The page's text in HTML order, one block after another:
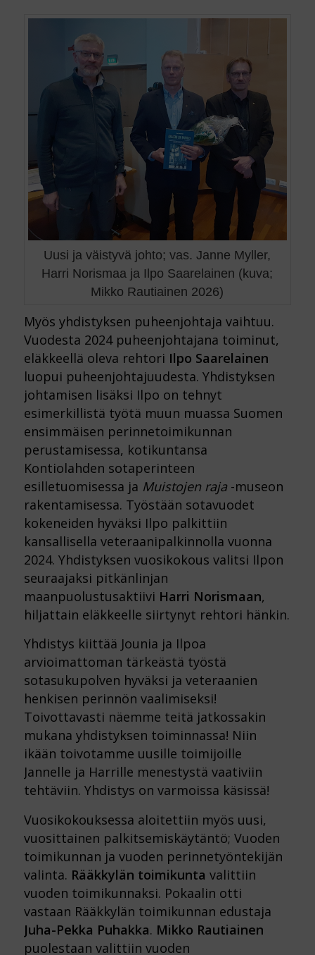
Uusi ja väistyvä johto; vas. Janne Myller,
Harri Norismaa ja Ilpo Saarelainen (kuva;
Mikko Rautiainen 2026)
Myös yhdistyksen puheenjohtaja vaihtuu.
Vuodesta 2024 puheenjohtajana toiminut,
eläkkeellä oleva rehtori Ilpo Saarelainen
luopui puheenjohtajuudesta. Yhdistyksen
johtamisen lisäksi Ilpo on tehnyt
esimerkillistä työtä muun muassa Suomen
ensimmäisen perinnetoimikunnan
perustamisessa, kotikuntansa
Kontiolahden sotaperinteen
esilletuomisessa ja Muistojen raja-museon
rakentamisessa. Työstään sotavuodet
kokeneiden hyväksi Ilpo palkittiin
kansallisella veteraanipalkinnolla vuonna
2024. Yhdistyksen vuosikokous valitsi Ilpon
seuraajaksi pitkänlinjan
maanpuolustusaktiivi Harri Norismaan,
hiljattain eläkkeelle siirtynyt rehtori hänkin.
Yhdistys kiittää Jounia ja Ilpoa
arvioimattoman tärkeästä työstä
sotasukupolven hyväksi ja veteraanien
henkisen perinnön vaalimiseksi!
Toivottavasti näemme teitä jatkossakin
mukana yhdistyksen toiminnassa! Niin
ikään toivotamme uusille toimijoille
Jannelle ja Harrille menestystä vaativiin
tehtäviin. Yhdistys on varmoissa käsissä!
Vuosikokouksessa aloitettiin myös uusi,
vuosittainen palkitsemiskäytäntö; Vuoden
toimikunnan ja vuoden perinnetyöntekijän
valinta. Rääkkylän toimikunta valittiin
vuoden toimikunnaksi. Pokaalin otti
vastaan Rääkkylän toimikunnan edustaja
Juha-Pekka Puhakka. Mikko Rautiainen
puolestaan valittiin vuoden